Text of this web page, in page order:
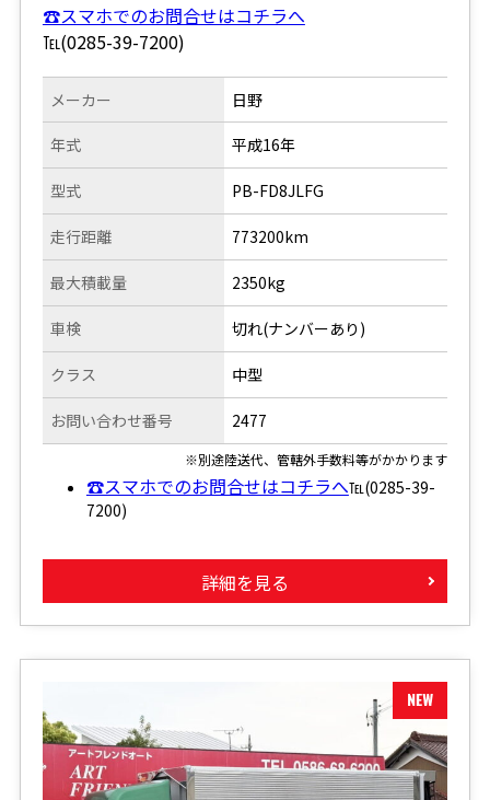
☎スマホでのお問合せはコチラへ
℡(0285-39-7200)
メーカー
年式
型式
走行距離
日野
平成16年
PB-FD8JLFG
773200km
最大積載量
車検
クラス
お問い合わせ番号
2350kg
切れ(ナンバーあり)
中型
2477
※別途陸送代、管轄外手数料等がかかります
☎スマホでのお問合せはコチラへ℡(0285-39-
7200)
詳細を見る